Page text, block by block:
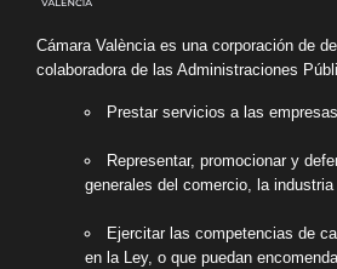
Cámara València es una corporación de
colaboradora de las Administraciones
Prestar servicios a las empresas.
Representar, promocionar y
generales del comercio, la industria
Ejercitar las competencias de
en la Ley, o que puedan